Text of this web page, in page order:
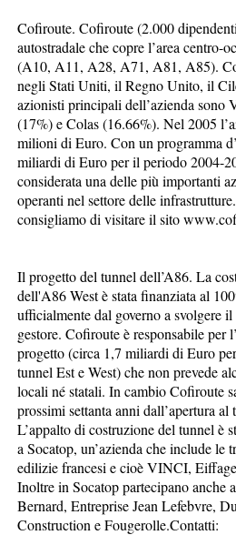
Cofiroute. Cofiroute (2.000
autostradale che copre l’area centro-
(A10, A11, A28, A71, A81, A85).
negli Stati Uniti, il Regno Unito, il
azionisti principali dell’azienda
(17%) e Colas (16.66%). Nel 2005
milioni di Euro. Con un programma
miliardi di Euro per il periodo 2004-
considerata una delle più importanti
operanti nel settore delle
consigliamo di visitare il sito
Il progetto del tunnel dell’A86. La
dell'A86 West è stata finanziata al
ufficialmente dal governo a svolgere
gestore. Cofiroute è responsabile per
progetto (circa 1,7 miliardi di Euro
tunnel Est e West) che non prevede
locali né statali. In cambio Cofiroute
prossimi settanta anni dall’apertura
L’appalto di costruzione del tunnel è
a Socatop, un’azienda che include le
edilizie francesi e cioè VINCI,
Inoltre in Socatop partecipano anche
Bernard, Entreprise Jean Lefebvre,
Construction e Fougerolle.Contatti: